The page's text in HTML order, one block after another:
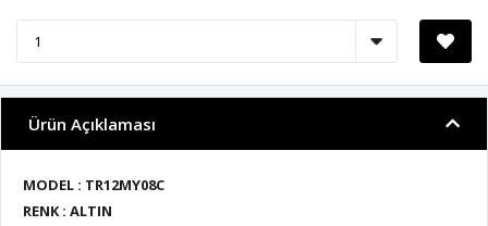
Ürün Açıklaması
MODEL : TR12MY08C
RENK : ALTIN